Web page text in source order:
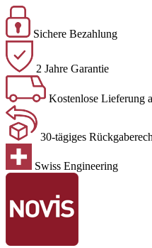
Sichere Bezahlung
2 Jahre Garantie
Kostenlose Lieferung
30-tägiges
Swiss Engineering